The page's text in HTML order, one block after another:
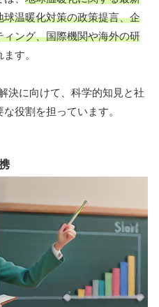
温暖化対策の政策提言、企
ング、国際機関や海外の研
す。
決に向けて、科学的知見と社
役割を担っています。